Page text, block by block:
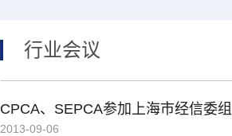
行业会议
CPCA、SEPCA参加上海市经信委
2013-09-06